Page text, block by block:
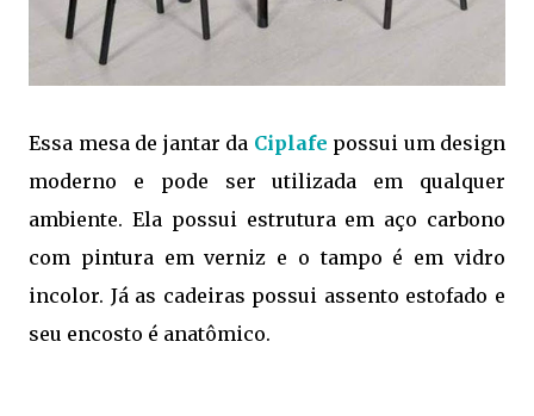
Essa mesa de jantar da Ciplafe possui um design
moderno e pode ser utilizada em qualquer
ambiente. Ela possui estrutura em aço carbono
com pintura em verniz e o tampo é em vidro
incolor. Já as cadeiras possui assento estofado e
seu encosto é anatômico.